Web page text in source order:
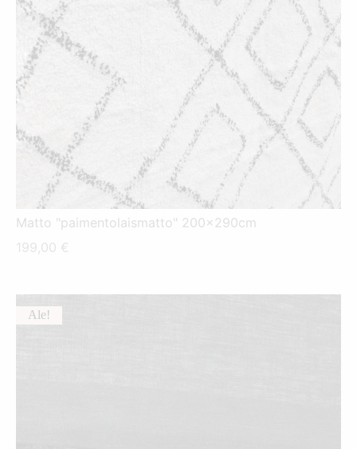
Matto "paimentolaismatto" 200x290cm
199,00 €
Ale!